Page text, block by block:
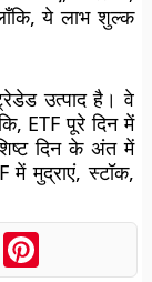
ये लाभ शुल्क
उत्पाद है। वे
ETF पूरे दिन में
दिन के अंत में
मुद्राएं, स्टॉक,
Pinterest